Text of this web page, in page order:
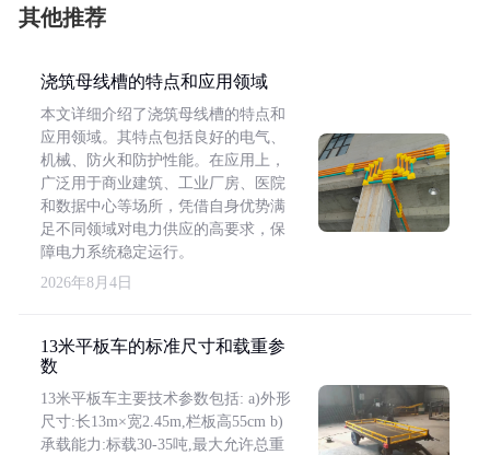
其他推荐
浇筑母线槽的特点和应用领域
本文详细介绍了浇筑母线槽的特点和
应用领域。其特点包括良好的电气、
机械、防火和防护性能。在应用上，
广泛用于商业建筑、工业厂房、医院
和数据中心等场所，凭借自身优势满
足不同领域对电力供应的高要求，保
障电力系统稳定运行。
2026年8月4日
13米平板车的标准尺寸和载重参
数
13米平板车主要技术参数包括: a)外形
尺寸:长13m×宽2.45m,栏板高55cm b)
承载能力:标载30-35吨,最大允许总重